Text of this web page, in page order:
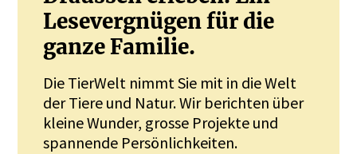
Lesevergnügen für die
ganze Familie.
Die TierWelt nimmt Sie mit in die Welt
der Tiere und Natur. Wir berichten über
kleine Wunder, grosse Projekte und
spannende Persönlichkeiten.